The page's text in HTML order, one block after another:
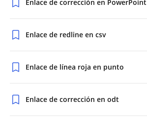
Enlace de corrección en PowerPoint
Enlace de redline en csv
Enlace de línea roja en punto
Enlace de corrección en odt